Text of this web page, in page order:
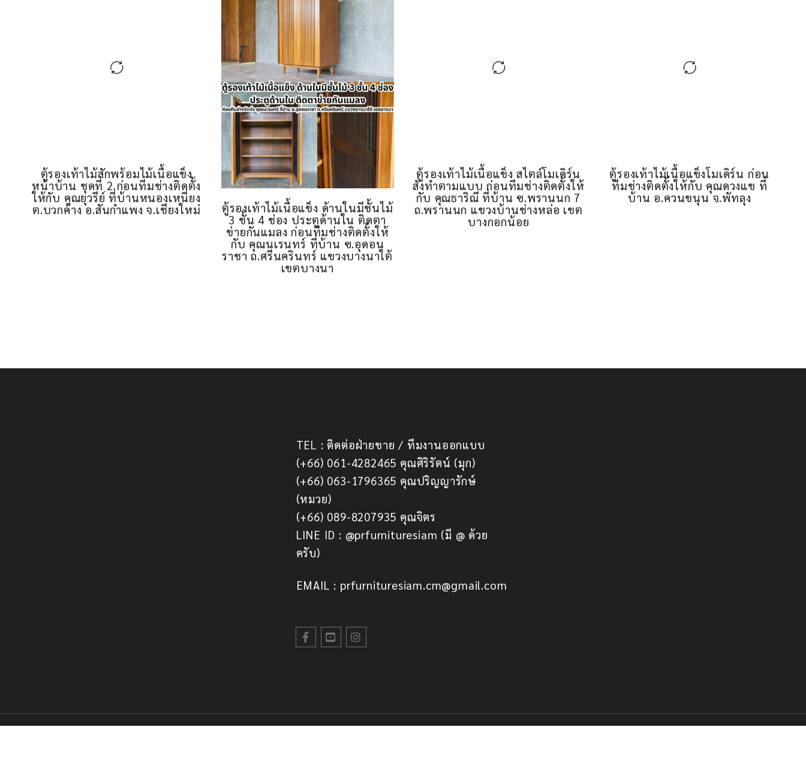
ตู้รองเท้าไม้สักพร้อมไม้เนื้อแข็ง
หน้าบ้าน ชุดที่ 2 ก่อนทีมช่างติดตั้ง
ให้กับ คุณยุวรีย์ ที่บ้านหนองเหนี่ยง
ตู้รองเท้าไม้เนื้อแข็ง ด้านในมีชั้นไม้
3 ชั้น 4 ช่อง ประตูด้านใน ติดตา
ข่ายกันแมลง ก่อนทีมช่างติดตั้งให้
กับ คุณนเรนทร์ ที่บ้าน ซ.อุดอน
ราชา ถ.ศรีนครินทร์ แขวงบางนาใต้
ตู้รองเท้าไม้เนื้อแข็ง สไตล์โมเดิร์น
สั่งทำตามแบบ ก่อนทีมช่างติดตั้งให้
กับ คุณธาริณี ที่บ้าน ซ.พรานนก 7
ถ.พรานนก แขวงบ้านช่างหล่อ เขต
ตู้รองเท้าไม้เนื้อแข็งโมเดิร์น ก่อน
ทีมช่างติดตั้งให้กับ คุณดวงแข ที่
บ้าน อ.ควนขนุน จ.พัทลุง
TEL : ติดต่อฝ่ายขาย / ทีมงานออกแบบ
(+66) 061-4282465 คุณศิริรัตน์ (มุก)
(+66) 063-1796365 คุณปริญญารักษ์
(หมวย)
(+66) 089-8207935 คุณจิตร
LINE ID : @prfurnituresiam (มี @ ด้วย
EMAIL : prfurnituresiam.cm@gmail.com